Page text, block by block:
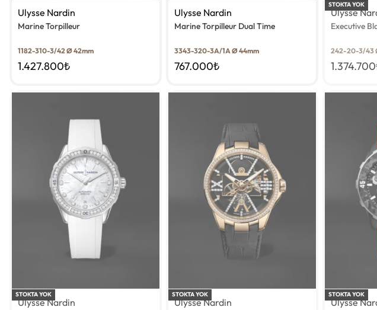
Ulysse Nardin
Marine Torpilleur
1182-310-3/42 Ø 42mm
1.427.800₺
Ulysse Nardin
Marine Torpilleur Dual Time
3343-320-3A/1A Ø 44mm
767.000₺
STOKTA YOK
Ulysse
Executive
242-20-3/43
1.374.700
STOKTA YOK
Ulysse Nardin
STOKTA YOK
Ulysse Nardin
STOKTA YOK
Ulysse